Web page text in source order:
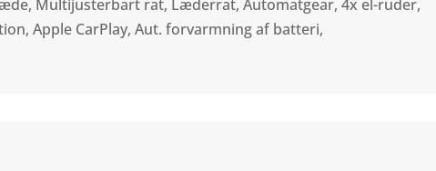
Multijusterbart rat, Læderrat, Automatgear, 4x el-ruder,
Apple CarPlay, Aut. forvarmning af batteri,